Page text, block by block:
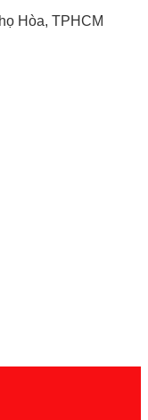
Hòa, TPHCM